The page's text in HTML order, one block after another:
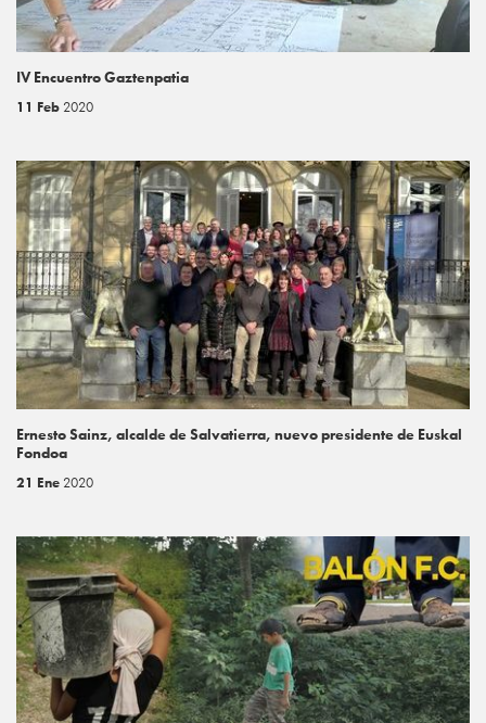
IV Encuentro Gaztenpatia
11 Feb 2020
Ernesto Sainz, alcalde de Salvatierra, nuevo presidente de Euskal
Fondoa
21 Ene 2020